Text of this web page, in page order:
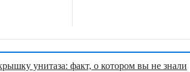
унитаза: факт, о котором вы не знали